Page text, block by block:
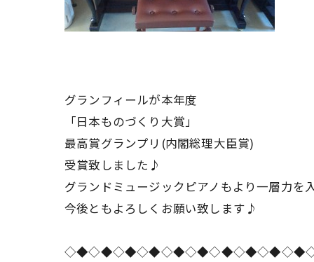
グランフィールが本年度
「日本ものづくり大賞」
最高賞グランプリ(内閣総理大臣賞)
受賞致しました♪
グランドミュージックピアノもより一層力を
今後ともよろしくお願い致します♪